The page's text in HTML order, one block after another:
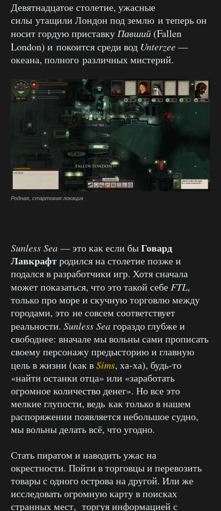
Девятнадцатое столетие, ужасные
силы утащили Лондон под землю и теперь он
носит гордую приставкуПавший (Fallen
London) и покоится среди вод Unterzee—
океана, полного различных мистерий.
Родная, стартовая локация
Sunless Sea— это как если быГовард
Лавкрафтродился на столетие позже и
подался в разработчики игр. Хотя сначала
может показаться, что это такой себе FTL,
только про море и скучную торговлю между
городами, это не совсем соответствует
реальности. Sunless Seaгораздо глубже и
свободнее: вначале мы вольны сами прописать
своему персонажу предысторию и главную
цель в жизни (как вSims, ха-ха), будь-то
«найти останки отца» или «заработать
огромное количество денег». Но все это
мелкие глупости, ведь как только в нашем
распоряжении появляется небольшое судно,
мы вольны делать всё, что угодно.
Стать пиратом и наводить ужас на
окрестности. Пойти в торговцы и перевозить
товары с одного острова на другой. Или же
исследовать огромную карту в поисках
странных мест, торгуя информацией с